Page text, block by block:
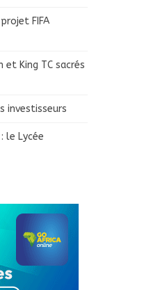
FIFA
et King TC sacrés
investisseurs
le Lycée